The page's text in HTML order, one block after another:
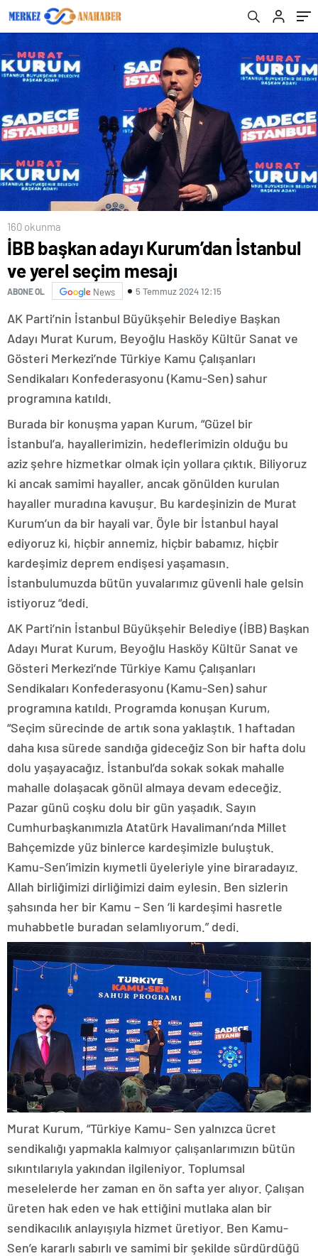
160 okunma
İBB başkan adayı Kurum’dan İstanbul
ve yerel seçim mesajı
ABONE OL News 5 Temmuz 2024 12:15
AK Parti’nin İstanbul Büyükşehir Belediye Başkan
Adayı Murat Kurum, Beyoğlu Hasköy Kültür Sanat ve
Gösteri Merkezi’nde Türkiye Kamu Çalışanları
Sendikaları Konfederasyonu (Kamu-Sen) sahur
programına katıldı.
Burada bir konuşma yapan Kurum, “Güzel bir
İstanbul’a, hayallerimizin, hedeflerimizin olduğu bu
aziz şehre hizmetkar olmak için yollara çıktık. Biliyoruz
ki ancak samimi hayaller, ancak gönülden kurulan
hayaller muradına kavuşur. Bu kardeşinizin de Murat
Kurum’un da bir hayali var. Öyle bir İstanbul hayal
ediyoruz ki, hiçbir annemiz, hiçbir babamız, hiçbir
kardeşimiz deprem endişesi yaşamasın.
İstanbulumuzda bütün yuvalarımız güvenli hale gelsin
istiyoruz “dedi.
AK Parti’nin İstanbul Büyükşehir Belediye (İBB) Başkan
Adayı Murat Kurum, Beyoğlu Hasköy Kültür Sanat ve
Gösteri Merkezi’nde Türkiye Kamu Çalışanları
Sendikaları Konfederasyonu (Kamu-Sen) sahur
programına katıldı. Programda konuşan Kurum,
“Seçim sürecinde de artık sona yaklaştık. 1 haftadan
daha kısa sürede sandığa gideceğiz Son bir hafta dolu
dolu yaşayacağız. İstanbul’da sokak sokak mahalle
mahalle dolaşacak gönül almaya devam edeceğiz.
Pazar günü coşku dolu bir gün yaşadık. Sayın
Cumhurbaşkanımızla Atatürk Havalimanı’nda Millet
Bahçemizde yüz binlerce kardeşimizle buluştuk.
Kamu-Sen’imizin kıymetli üyeleriyle yine biraradayız.
Allah birliğimizi dirliğimizi daim eylesin. Ben sizlerin
şahsında her bir Kamu – Sen ‘li kardeşimi hasretle
muhabbetle buradan selamlıyorum.” dedi.
Murat Kurum, “Türkiye Kamu- Sen yalnızca ücret
sendikalığı yapmakla kalmıyor çalışanlarımızın bütün
sıkıntılarıyla yakından ilgileniyor. Toplumsal
meselelerde her zaman en ön safta yer alıyor. Çalışan
üreten hak eden ve hak ettiğini mutlaka alan bir
sendikacılık anlayışıyla hizmet üretiyor. Ben Kamu-
Sen’e kararlı sabırlı ve samimi bir şekilde sürdürdüğü